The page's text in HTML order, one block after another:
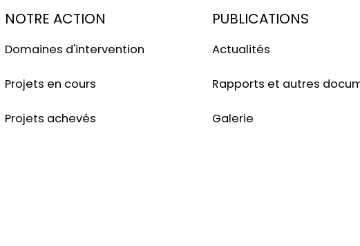
NOTRE ACTION
Domaines d'intervention
Projets en cours
Projets achevés
PUBLICATIONS
Actualités
Rapports et autres
Galerie